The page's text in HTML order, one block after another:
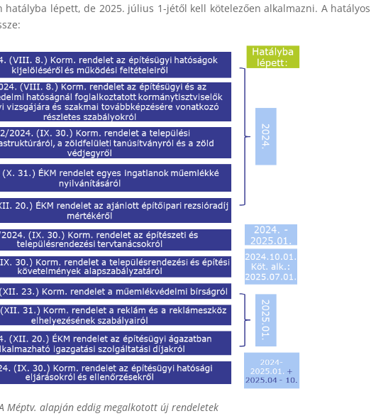
hatályba lépett, de 2025. július 1-jétől kell kötelezően alkalmazni. A hatályos
Méptv. alapján eddig megalkotott új rendeletek